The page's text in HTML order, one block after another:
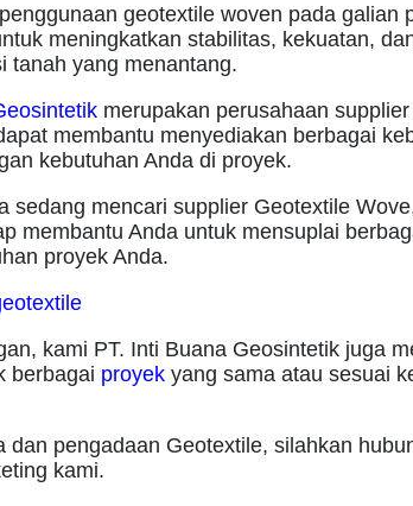
geotextile woven pada galian
meningkatkan stabilitas, kekuatan,
tanah yang menantang.
merupakan perusahaan
membantu menyediakan berbagai
kebutuhan Anda di proyek.
sedang mencari supplier Geotextile
membantu Anda untuk mensuplai
proyek Anda.
kami PT. Inti Buana Geosintetik juga
berbagai proyek yang sama atau sesuai
dan pengadaan Geotextile, silahkan
kami.